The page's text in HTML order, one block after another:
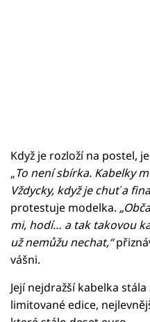
Když je rozloží na postel,
„To není sbírka. Kabelky
Vždycky, když je chuť a
protestuje modelka.
mi, hodí… a tak takovou
už nemůžu nechat,“
vášni.
Její nejdražší kabelka
limitované edice,